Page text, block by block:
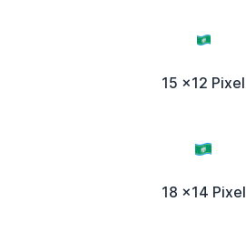
15 x12 Pixel
18 x14 Pixel